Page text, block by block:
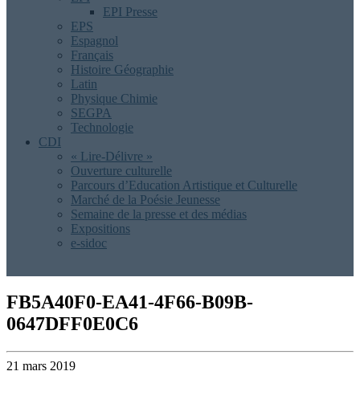
EPI Presse
EPS
Espagnol
Français
Histoire Géographie
Latin
Physique Chimie
SEGPA
Technologie
CDI
« Lire-Délivre »
Ouverture culturelle
Parcours d’Education Artistique et Culturelle
Marché de la Poésie Jeunesse
Semaine de la presse et des médias
Expositions
e-sidoc
FB5A40F0-EA41-4F66-B09B-
0647DFF0E0C6
21 mars 2019